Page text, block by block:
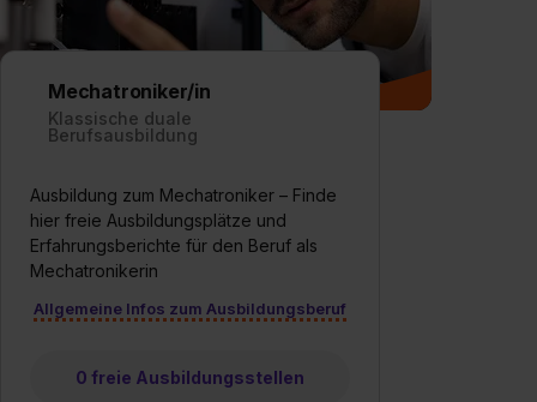
Mechatroniker/in
Klassische duale
Berufsausbildung
Ausbildung zum Mechatroniker – Finde
hier freie Ausbildungsplätze und
Erfahrungsberichte für den Beruf als
Mechatronikerin
Allgemeine Infos zum Ausbildungsberuf
0 freie Ausbildungsstellen